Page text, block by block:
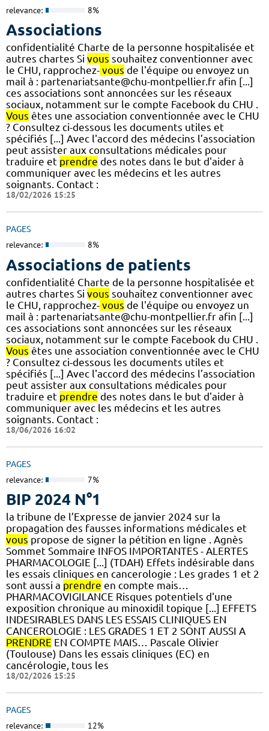
relevance: 8%
Associations
confidentialité Charte de la personne hospitalisée et
autres chartes Si vous souhaitez conventionner avec
le CHU, rapprochez- vous de l'équipe ou envoyez un
mail à : partenariatsante@chu-montpellier.fr afin [...]
ces associations sont annoncées sur les réseaux
sociaux, notamment sur le compte Facebook du CHU .
Vous êtes une association conventionnée avec le CHU
? Consultez ci-dessous les documents utiles et
spécifiés [...] Avec l'accord des médecins l’association
peut assister aux consultations médicales pour
traduire et prendre des notes dans le but d'aider à
communiquer avec les médecins et les autres
soignants. Contact :
18/02/2026 15:25
PAGES
relevance: 8%
Associations de patients
confidentialité Charte de la personne hospitalisée et
autres chartes Si vous souhaitez conventionner avec
le CHU, rapprochez- vous de l'équipe ou envoyez un
mail à : partenariatsante@chu-montpellier.fr afin [...]
ces associations sont annoncées sur les réseaux
sociaux, notamment sur le compte Facebook du CHU .
Vous êtes une association conventionnée avec le CHU
? Consultez ci-dessous les documents utiles et
spécifiés [...] Avec l'accord des médecins l’association
peut assister aux consultations médicales pour
traduire et prendre des notes dans le but d'aider à
communiquer avec les médecins et les autres
soignants. Contact :
18/06/2026 16:02
PAGES
relevance: 7%
BIP 2024 N°1
la tribune de l’Expresse de janvier 2024 sur la
propagation des fausses informations médicales et
vous propose de signer la pétition en ligne . Agnès
Sommet Sommaire INFOS IMPORTANTES - ALERTES
PHARMACOLOGIE [...] (TDAH) Effets indésirable dans
les essais cliniques en cancerologie : Les grades 1 et 2
sont aussi a prendre en compte mais…
PHARMACOVIGILANCE Risques potentiels d'une
exposition chronique au minoxidil topique [...] EFFETS
INDESIRABLES DANS LES ESSAIS CLINIQUES EN
CANCEROLOGIE : LES GRADES 1 ET 2 SONT AUSSI A
PRENDRE EN COMPTE MAIS… Pascale Olivier
(Toulouse) Dans les essais cliniques (EC) en
cancérologie, tous les
18/02/2026 15:25
PAGES
relevance: 12%